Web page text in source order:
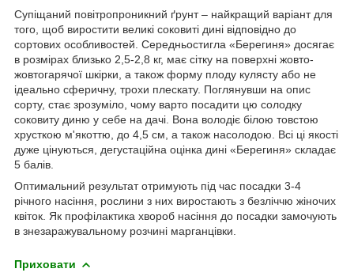
Супіщаний повітропроникний ґрунт – найкращий варіант для
того, щоб виростити великі соковиті дині відповідно до
сортових особливостей. Середньостигла «Берегиня» досягає
в розмірах близько 2,5-2,8 кг, має сітку на поверхні жовто-
жовтогарячої шкірки, а також форму плоду кулясту або не
ідеально сферичну, трохи плескату. Поглянувши на опис
сорту, стає зрозуміло, чому варто посадити цю солодку
соковиту диню у себе на дачі. Вона володіє білою товстою
хрусткою м'якоттю, до 4,5 см, а також насолодою. Всі ці якості
дуже цінуються, дегустаційна оцінка дині «Берегиня» складає
5 балів.
Оптимальний результат отримують під час посадки 3-4
річного насіння, рослини з них виростають з безліччю жіночих
квіток. Як профілактика хвороб насіння до посадки замочують
в знезаражувальному розчині марганцівки.
Приховати